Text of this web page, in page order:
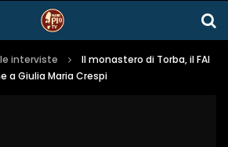
interviste
Il monastero di Torba, il FAI
a Giulia Maria Crespi